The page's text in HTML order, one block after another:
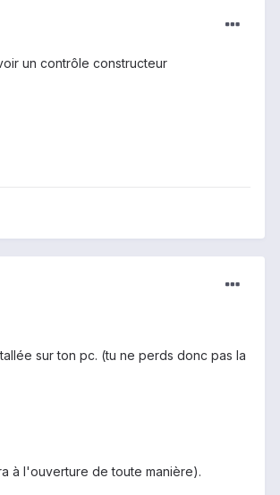
un contrôle constructeur
sur ton pc. (tu ne perds donc pas la
à l'ouverture de toute manière).